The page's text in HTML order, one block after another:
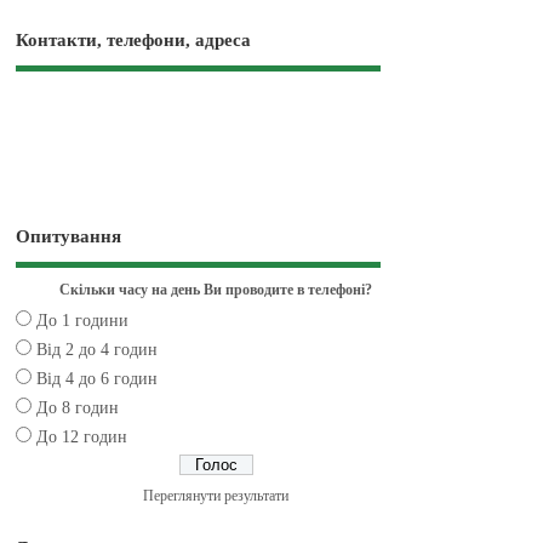
Контакти, телефони, адреса
Опитування
Скільки часу на день Ви проводите в телефоні?
До 1 години
Від 2 до 4 годин
Від 4 до 6 годин
До 8 годин
До 12 годин
Переглянути результати